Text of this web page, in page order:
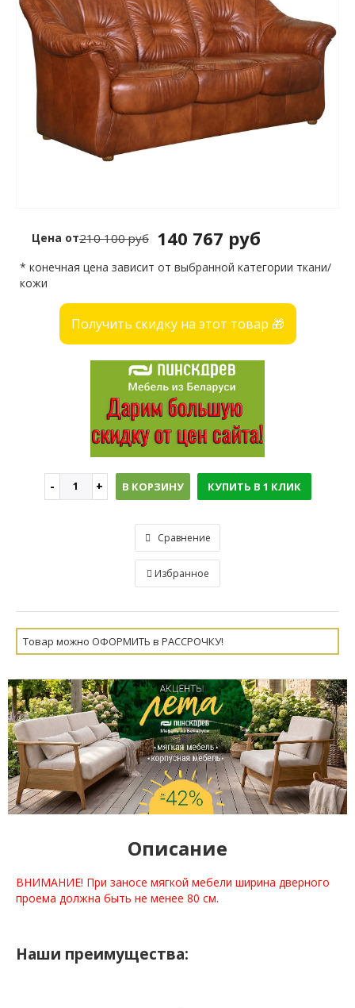
Цена от 140 767 руб
210 100 руб
* конечная цена зависит от выбранной категории ткани/
кожи
Получить скидку на этот товар 🎁
В КОРЗИНУ КУПИТЬ В 1 КЛИК
Сравнение
Избранное
Товар можно ОФОРМИТЬ в РАССРОЧКУ!
Описание
ВНИМАНИЕ! При заносе мягкой мебели ширина дверного
проема должна быть не менее 80 см.
Наши преимущества: